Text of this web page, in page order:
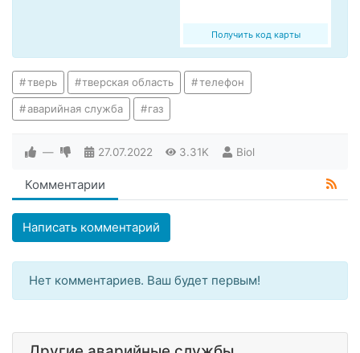
Получить код карты
тверь тверская область телефон
аварийная служба газ
— 27.07.2022 3.31K Biol
Комментарии
Написать комментарий
Нет комментариев. Ваш будет первым!